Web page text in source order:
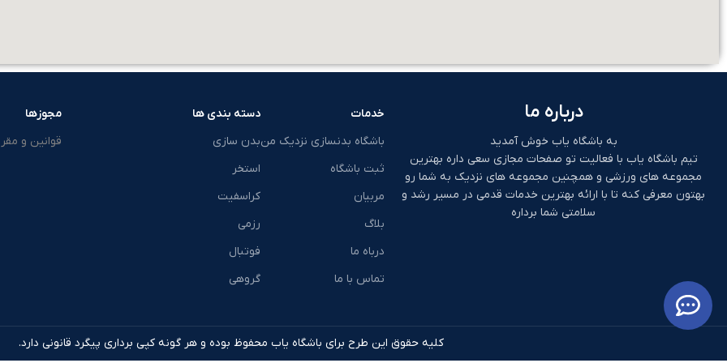
درباره ما
به باشگاه یاب خوش آمدید
تیم باشگاه یاب با فعالیت تو صفحات مجازی سعی داره بهترین
مجموعه های ورزشی و همچنین مجموعه های نزدیک به شما رو
بهتون معرفی کنه تا با ارائه بهترین خدمات قدمی در مسیر رشد و
سلامتی شما برداره
خدمات
باشگاه بدنسازی نزدیک من
ثبت باشگاه
مربیان
بلاگ
درباه ما
تماس با ما
دسته بندی ها
بدن سازی
استخر
کراسفیت
رزمی
فوتبال
گروهی
مجوزها
قوانین و
کلیه حقوق این طرح برای باشگاه یاب محفوظ بوده و هر گونه کپی برداری پیگرد قانونی دارد.